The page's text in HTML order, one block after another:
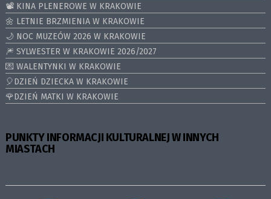
📽️ KINA PLENEROWE W KRAKOWIE
🌼 LETNIE BRZMIENIA W KRAKOWIE
🌙 NOC MUZEÓW 2026 W KRAKOWIE
🎆 SYLWESTER W KRAKOWIE 2026/2027
💌 WALENTYNKI W KRAKOWIE
🎈DZIEŃ DZIECKA W KRAKOWIE
🌹DZIEŃ MATKI W KRAKOWIE
PUNKTY INFORMACJI KULTURALNEJ W INNYCH
MIASTACH